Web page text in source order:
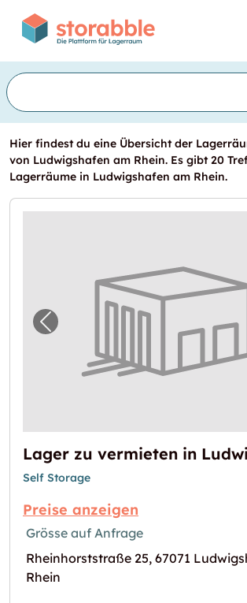
Hier findest du eine Übersicht der
von Ludwigshafen am Rhein. Es gibt 20
Lagerräume in Ludwigshafen am Rhein.
Vorheriges Bild für "Lager
Self Storage
Preise anzeigen
Grösse auf Anfrage
Rheinhorststraße 25, 67071
Rhein